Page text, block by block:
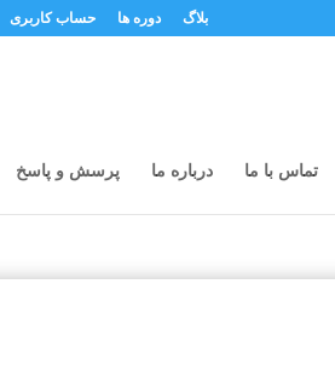
بلاگ دوره ها حساب کاربری
تماس با ما درباره ما پرسش و پاسخ